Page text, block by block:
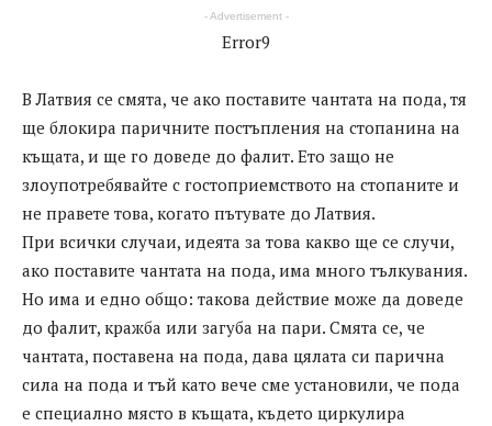
- Advertisement -
Error9
В Латвия се смята, че ако поставите чантата на пода, тя
ще блокира паричните постъпления на стопанина на
къщата, и ще го доведе до фалит. Ето защо не
злоупотребявайте с гостоприемството на стопаните и
не правете това, когато пътувате до Латвия.
При всички случаи, идеята за това какво ще се случи,
ако поставите чантата на пода, има много тълкувания.
Но има и едно общо: такова действие може да доведе
до фалит, кражба или загуба на пари. Смята се, че
чантата, поставена на пода, дава цялата си парична
сила на пода и тъй като вече сме установили, че пода
е специално място в къщата, където циркулира